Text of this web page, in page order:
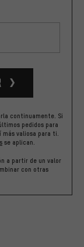
continuamente. Si
pedidos para
valiosa para ti.
se aplican.
a partir de un valor
con otras